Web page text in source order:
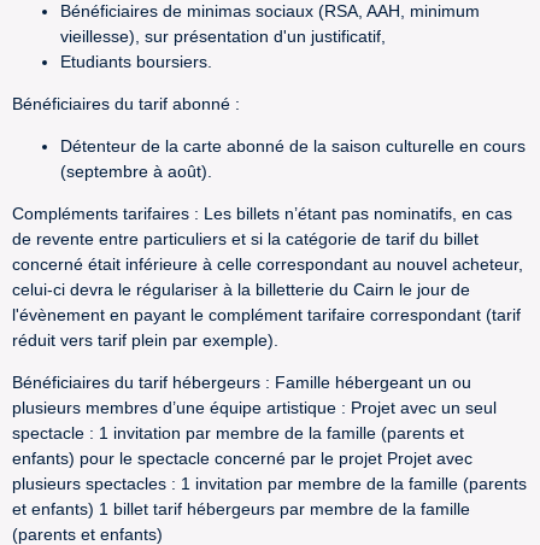
Bénéficiaires de minimas sociaux (RSA, AAH, minimum
vieillesse), sur présentation d'un justificatif,
Etudiants boursiers.
Bénéficiaires du tarif abonné :
Détenteur de la carte abonné de la saison culturelle en cours
(septembre à août).
Compléments tarifaires : Les billets n’étant pas nominatifs, en cas
de revente entre particuliers et si la catégorie de tarif du billet
concerné était inférieure à celle correspondant au nouvel acheteur,
celui-ci devra le régulariser à la billetterie du Cairn le jour de
l'évènement en payant le complément tarifaire correspondant (tarif
réduit vers tarif plein par exemple).
Bénéficiaires du tarif hébergeurs : Famille hébergeant un ou
plusieurs membres d’une équipe artistique : Projet avec un seul
spectacle : 1 invitation par membre de la famille (parents et
enfants) pour le spectacle concerné par le projet Projet avec
plusieurs spectacles : 1 invitation par membre de la famille (parents
et enfants) 1 billet tarif hébergeurs par membre de la famille
(parents et enfants)